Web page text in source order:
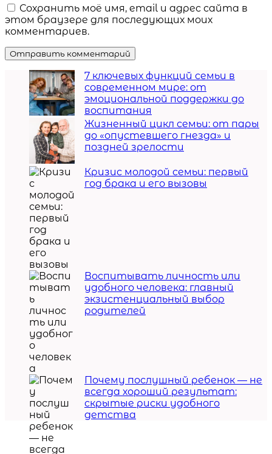
Сохранить моё имя, email и адрес сайта в
этом браузере для последующих моих
комментариев.
7 ключевых функций семьи в
современном мире: от
эмоциональной поддержки до
воспитания
Жизненный цикл семьи: от пары
до «опустевшего гнезда» и
поздней зрелости
Кризис молодой семьи: первый
год брака и его вызовы
Воспитывать личность или
удобного человека: главный
экзистенциальный выбор
родителей
Почему послушный ребенок — не
всегда хороший результат:
скрытые риски удобного
детства